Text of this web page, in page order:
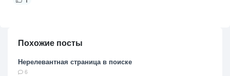
Похожие посты
Нерелевантная страница в поиске
6